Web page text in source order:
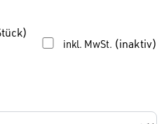
inkl. MwSt. (inaktiv)